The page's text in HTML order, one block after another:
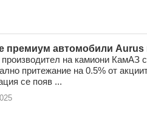
премиум автомобили
производител на камиони КамАЗ
притежание на 0.5% от
се появ ...